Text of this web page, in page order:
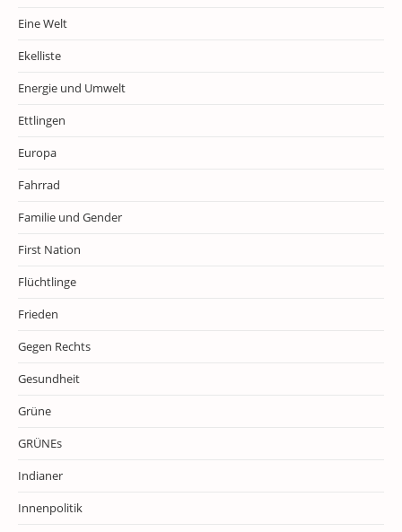
Eine Welt
Ekelliste
Energie und Umwelt
Ettlingen
Europa
Fahrrad
Familie und Gender
First Nation
Flüchtlinge
Frieden
Gegen Rechts
Gesundheit
Grüne
GRÜNEs
Indianer
Innenpolitik